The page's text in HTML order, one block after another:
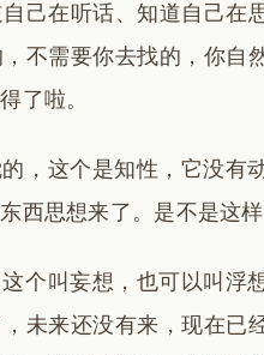
己在听话、知道自己在
不需要你去找的，你
了啦。
，这个是知性，它没有
西思想来了。是不是这
个叫妄想，也可以叫浮
未来还没有来，现在已